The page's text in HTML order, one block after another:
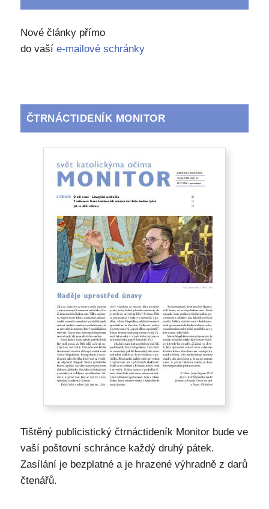
Nové články přímo
do vaší e-mailové schránky
ČTRNÁCTIDENÍK MONITOR
Tištěný publicistický čtrnáctideník Monitor bude ve
vaší poštovní schránce každý druhý pátek.
Zasílání je bezplatné a je hrazené výhradně z darů
čtenářů.